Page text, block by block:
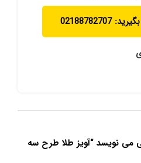
می نویسد “آویز طلا طرح سه